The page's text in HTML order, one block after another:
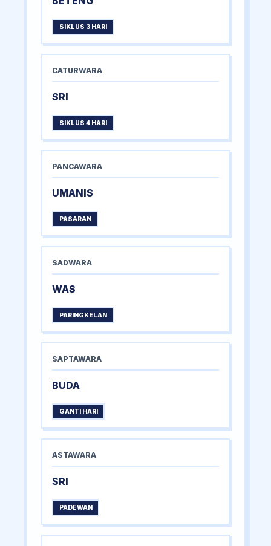
SIKLUS 3 HARI
CATURWARA
SRI
SIKLUS 4 HARI
PANCAWARA
UMANIS
PASARAN
SADWARA
WAS
PARINGKELAN
SAPTAWARA
BUDA
GANTI HARI
ASTAWARA
SRI
PADEWAN